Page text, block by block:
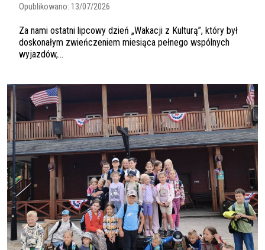
Opublikowano: 13/07/2026
Za nami ostatni lipcowy dzień „Wakacji z Kulturą”, który był
doskonałym zwieńczeniem miesiąca pełnego wspólnych
wyjazdów,...